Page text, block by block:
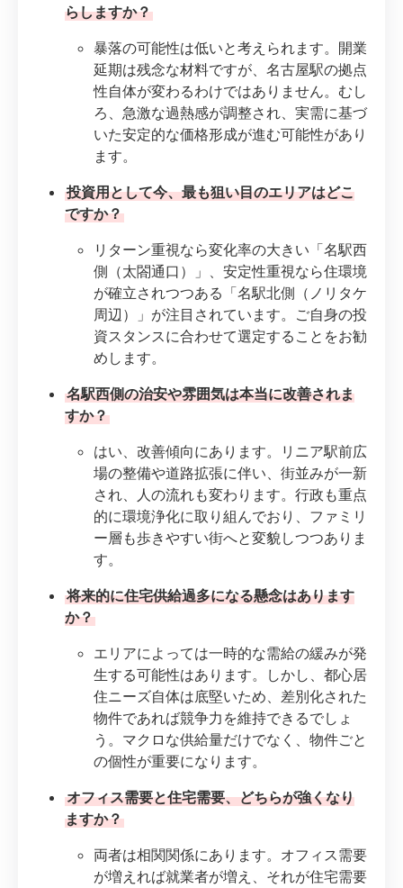
らしますか？
暴落の可能性は低いと考えられます。開業
延期は残念な材料ですが、名古屋駅の拠点
性自体が変わるわけではありません。むし
ろ、急激な過熱感が調整され、実需に基づ
いた安定的な価格形成が進む可能性があり
ます。
投資用として今、最も狙い目のエリアはどこ
ですか？
リターン重視なら変化率の大きい「名駅西
側（太閤通口）」、安定性重視なら住環境
が確立されつつある「名駅北側（ノリタケ
周辺）」が注目されています。ご自身の投
資スタンスに合わせて選定することをお勧
めします。
名駅西側の治安や雰囲気は本当に改善されま
すか？
はい、改善傾向にあります。リニア駅前広
場の整備や道路拡張に伴い、街並みが一新
され、人の流れも変わります。行政も重点
的に環境浄化に取り組んでおり、ファミリ
ー層も歩きやすい街へと変貌しつつありま
す。
将来的に住宅供給過多になる懸念はあります
か？
エリアによっては一時的な需給の緩みが発
生する可能性はあります。しかし、都心居
住ニーズ自体は底堅いため、差別化された
物件であれば競争力を維持できるでしょ
う。マクロな供給量だけでなく、物件ごと
の個性が重要になります。
オフィス需要と住宅需要、どちらが強くなり
ますか？
両者は相関関係にあります。オフィス需要
が増えれば就業者が増え、それが住宅需要